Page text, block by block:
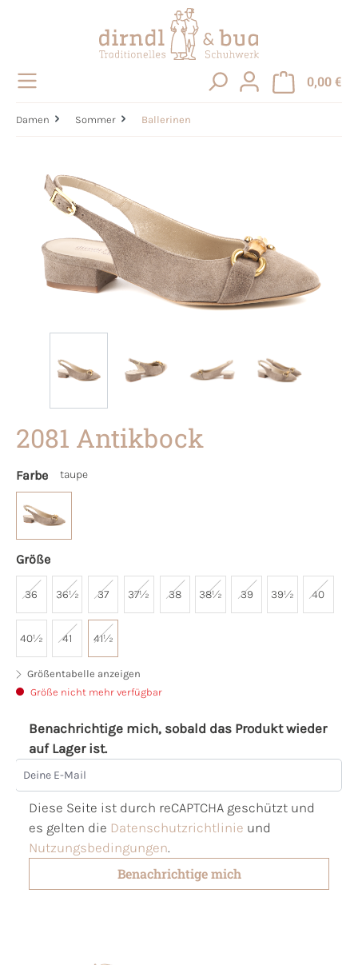
0,00 €
Damen Sommer Ballerinen
2081 Antikbock
Farbe taupe
Größe
36 36½ 37 37½ 38 38½ 39 39½ 40
40½ 41 41½
Größentabelle anzeigen
Größe nicht mehr verfügbar
Benachrichtige mich, sobald das Produkt wieder
auf Lager ist.
Deine E-Mail
Diese Seite ist durch reCAPTCHA geschützt und
es gelten die Datenschutzrichtlinie und
Nutzungsbedingungen.
Benachrichtige mich